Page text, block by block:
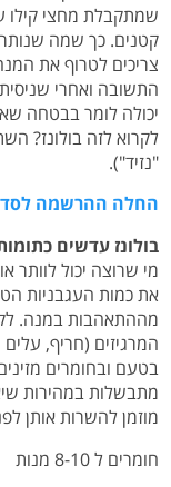
שמתקבלת מחצי קילו
קטנים. כך שמה
צריכים לטרוף את
התשובה ואחרי
יכולה לומר בבטחה
לקרוא לזה בולונז?
"נזיד").
החלה ההרשמה
בולונז עדשים
מי שרוצה יכול לוותר
את כמות העגבניות
מההתאהבות במנה.
המרגיזים (חריף,
בטעם ובחומרים
מתבשלות במהירות
מוזמן להשרות אותן
חומרים ל 8-10 מנות